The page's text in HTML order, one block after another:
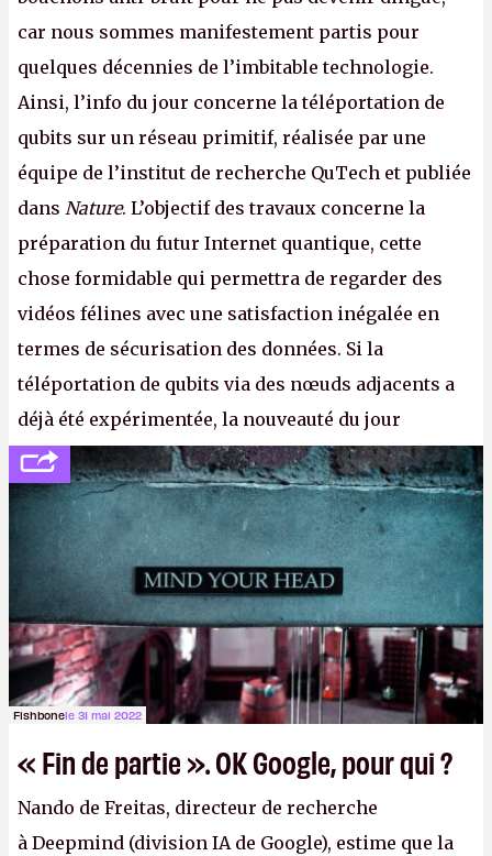
car nous sommes manifestement partis pour
quelques décennies de l’imbitable technologie.
Ainsi, l’info du jour concerne la téléportation de
qubits sur un réseau primitif, réalisée par une
équipe de l’institut de recherche QuTech et publiée
dans Nature. L’objectif des travaux concerne la
préparation du futur Internet quantique, cette
chose formidable qui permettra de regarder des
vidéos félines avec une satisfaction inégalée en
termes de sécurisation des données. Si la
téléportation de qubits via des nœuds adjacents a
déjà été expérimentée, la nouveauté du jour
concerne le recours à des nœuds distants, pour ne
pas dire un réseau quantique multimédia interactif
(avec l’option Péritel). (
http://cpc.cx/AH432N4
Crédit photo : QuTech / Nature)
Fishbonele 31 mai 2022
« Fin de partie ». OK Google, pour qui ?
Nando de Freitas, directeur de recherche
à Deepmind (division IA de Google), estime que la